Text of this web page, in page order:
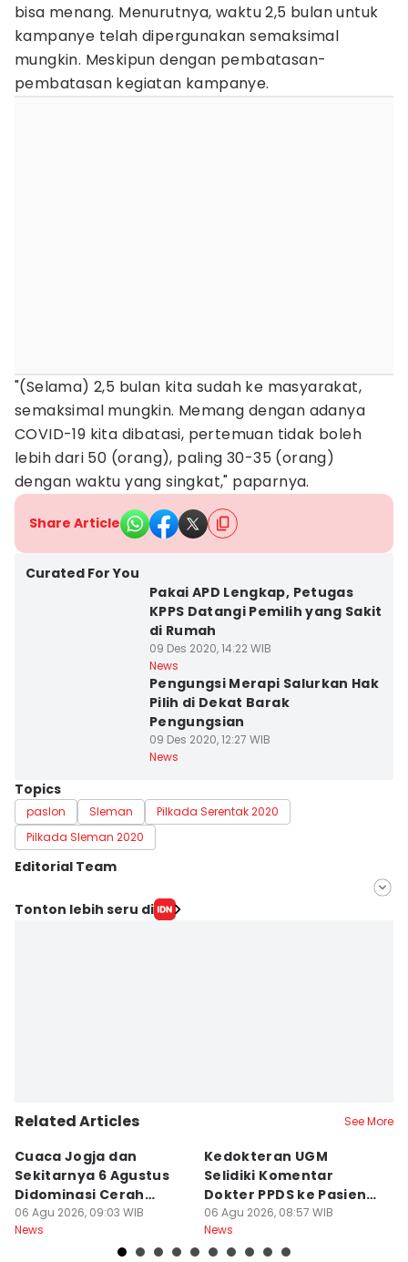
bisa menang. Menurutnya, waktu 2,5 bulan untuk
kampanye telah dipergunakan semaksimal
mungkin. Meskipun dengan pembatasan-
pembatasan kegiatan kampanye.
"(Selama) 2,5 bulan kita sudah ke masyarakat,
semaksimal mungkin. Memang dengan adanya
COVID-19 kita dibatasi, pertemuan tidak boleh
lebih dari 50 (orang), paling 30-35 (orang)
dengan waktu yang singkat," paparnya.
Share Article
Curated For You
Pakai APD Lengkap, Petugas
KPPS Datangi Pemilih yang Sakit
di Rumah
09 Des 2020, 14:22 WIB
News
Pengungsi Merapi Salurkan Hak
Pilih di Dekat Barak
Pengungsian
09 Des 2020, 12:27 WIB
News
Topics
paslon Sleman
Pilkada Serentak 2020
Pilkada Sleman 2020
Editorial Team
Editor
Tonton lebih seru di
Related Articles See More
Cuaca Jogja dan
Sekitarnya 6 Agustus
Didominasi Cerah
Berawan
06 Agu 2026, 09:03 WIB
News
Kedokteran UGM
Selidiki Komentar
Dokter PPDS ke Pasien
BPJS di Medsos
06 Agu 2026, 08:57 WIB
News